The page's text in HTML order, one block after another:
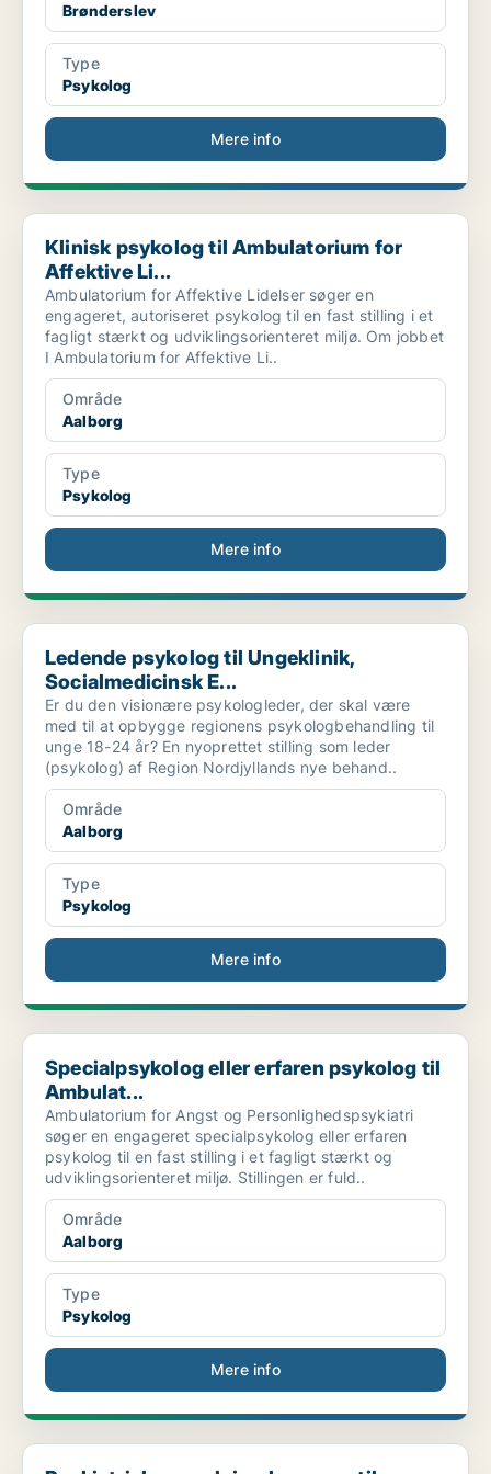
Brønderslev
Type
Psykolog
Mere info
Klinisk psykolog til Ambulatorium for Affektive Li...
Klinisk psykolog til Ambulatorium for
Affektive Li...
Ambulatorium for Affektive Lidelser søger en
engageret, autoriseret psykolog til en fast stilling i et
fagligt stærkt og udviklingsorienteret miljø. Om jobbet
I Ambulatorium for Affektive Li..
Område
Aalborg
Type
Psykolog
Mere info
Ledende psykolog til Ungeklinik, Socialmedicinsk E...
Ledende psykolog til Ungeklinik,
Socialmedicinsk E...
Er du den visionære psykologleder, der skal være
med til at opbygge regionens psykologbehandling til
unge 18-24 år? En nyoprettet stilling som leder
(psykolog) af Region Nordjyllands nye behand..
Område
Aalborg
Type
Psykolog
Mere info
Specialpsykolog eller erfaren psykolog til Ambulat...
Specialpsykolog eller erfaren psykolog til
Ambulat...
Ambulatorium for Angst og Personlighedspsykiatri
søger en engageret specialpsykolog eller erfaren
psykolog til en fast stilling i et fagligt stærkt og
udviklingsorienteret miljø. Stillingen er fuld..
Område
Aalborg
Type
Psykolog
Mere info
Psykiatrisk sygeplejerske søges til Psykiatrisk Vi...